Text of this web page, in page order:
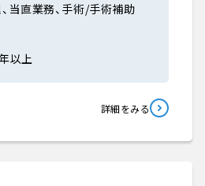
当直業務、手術/手術補助
以上
詳細をみる